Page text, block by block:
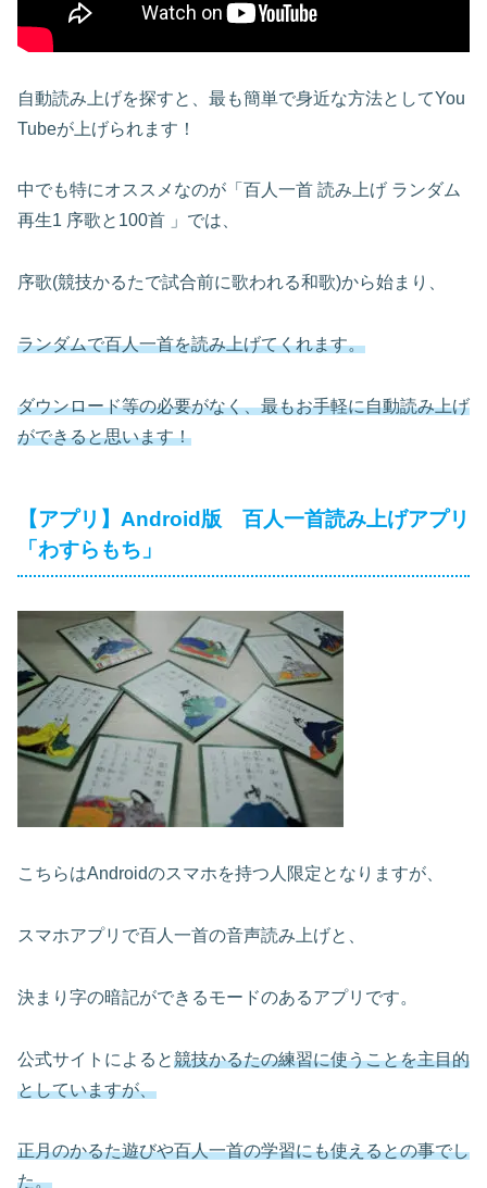
自動読み上げを探すと、最も簡単で身近な方法としてYou
Tubeが上げられます！
中でも特にオススメなのが「百人一首 読み上げ ランダム
再生1 序歌と100首 」では、
序歌(競技かるたで試合前に歌われる和歌)から始まり、
ランダムで百人一首を読み上げてくれます。
ダウンロード等の必要がなく、最もお手軽に自動読み上げ
ができると思います！
【アプリ】Android版 百人一首読み上げアプリ
「わすらもち」
こちらはAndroidのスマホを持つ人限定となりますが、
スマホアプリで百人一首の音声読み上げと、
決まり字の暗記ができるモードのあるアプリです。
公式サイトによると競技かるたの練習に使うことを主目的
としていますが、
正月のかるた遊びや百人一首の学習にも使えるとの事でし
た。